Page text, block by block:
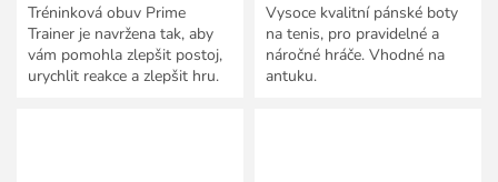
Tréninková obuv Prime
Trainer je navržena tak, aby
vám pomohla zlepšit postoj,
urychlit reakce a zlepšit hru.
Vysoce kvalitní pánské boty
na tenis, pro pravidelné a
náročné hráče. Vhodné na
antuku.